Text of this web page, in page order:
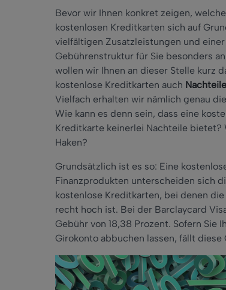
Bevor wir Ihnen konkret zeigen,
kostenlosen Kreditkarten sich auf
vielfältigen Zusatzleistungen und
Gebührenstruktur für Sie besonders
wollen wir Ihnen an dieser Stelle kurz
kostenlose Kreditkarten auch Nachteile
Vielfach erhalten wir nämlich genau
Wie kann es denn sein, dass eine
Kreditkarte keinerlei Nachteile bietet?
Haken?
Grundsätzlich ist es so: Eine
Finanzprodukten unterscheiden sich
kostenlose Kreditkarten, bei denen
recht hoch ist. Bei der Barclaycard
Gebühr von 18,38 Prozent. Sofern
Girokonto abbuchen lassen, fällt diese